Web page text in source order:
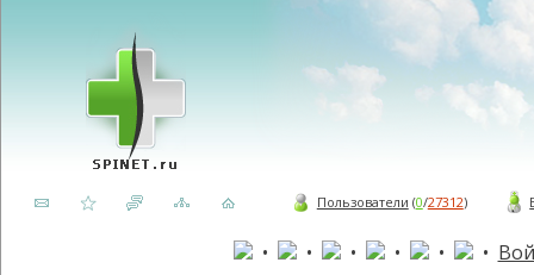
Пользователи (0/27312)
• • • • • •